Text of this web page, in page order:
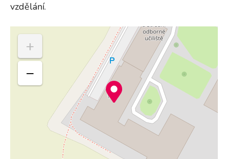
vzdělání.
+
−